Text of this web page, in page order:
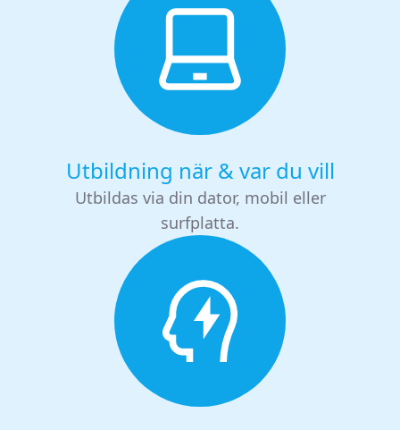
Utbildning när & var du vill
Utbildas via din dator, mobil eller
surfplatta.